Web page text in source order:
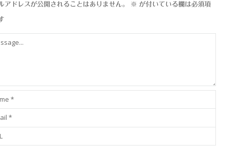
アドレスが公開されることはありません。 ※ が付いている欄は必須項